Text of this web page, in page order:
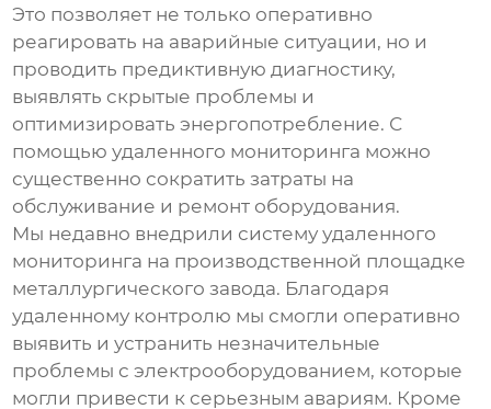
Это позволяет не только оперативно
реагировать на аварийные ситуации, но и
проводить предиктивную диагностику,
выявлять скрытые проблемы и
оптимизировать энергопотребление. С
помощью удаленного мониторинга можно
существенно сократить затраты на
обслуживание и ремонт оборудования.
Мы недавно внедрили систему удаленного
мониторинга на производственной площадке
металлургического завода. Благодаря
удаленному контролю мы смогли оперативно
выявить и устранить незначительные
проблемы с электрооборудованием, которые
могли привести к серьезным авариям. Кроме